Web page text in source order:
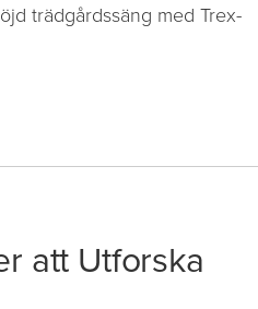
trädgårdssäng med Trex-
att Utforska